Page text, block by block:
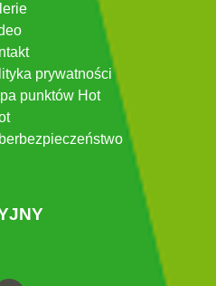
prywatności
punktów Hot